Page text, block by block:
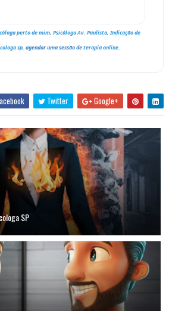
perto de mim,Psicóloga Av. Paulista,Indicação de
sp, agendar uma sessão deterapia online.
Twitter Google+
SP